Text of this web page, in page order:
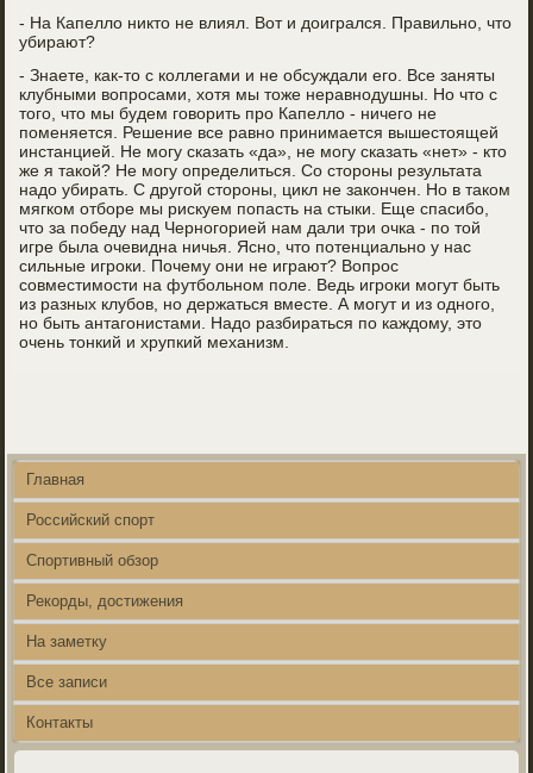
- На Капелло никто не влиял. Вот и доигрался. Правильно, что
убирают?
- Знаете, как-то с коллегами и не обсуждали его. Все заняты
клубными вопросами, хотя мы тоже неравнодушны. Но что с
того, что мы будем говорить про Капелло - ничего не
поменяется. Решение все равно принимается вышестоящей
инстанцией. Не могу сказать «да», не могу сказать «нет» - кто
же я такой? Не могу определиться. Со стороны результата
надо убирать. С другой стороны, цикл не закончен. Но в таком
мягком отборе мы рискуем попасть на стыки. Еще спасибо,
что за победу над Черногорией нам дали три очка - по той
игре была очевидна ничья. Ясно, что потенциально у нас
сильные игроки. Почему они не играют? Вопрос
совместимости на футбольном поле. Ведь игроки могут быть
из разных клубов, но держаться вместе. А могут и из одного,
но быть антагонистами. Надо разбираться по каждому, это
очень тонкий и хрупкий механизм.
Главная
Российский спорт
Спортивный обзор
Рекорды, достижения
На заметку
Все записи
Контакты